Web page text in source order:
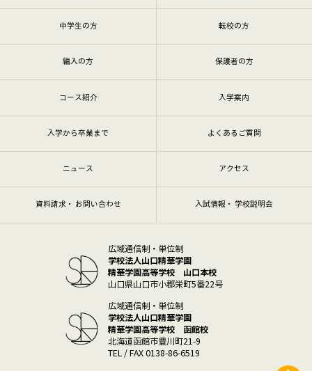
中学生の方 転校の方
編入の方 保護者の方
コース紹介 入学案内
入学から卒業まで よくあるご質問
ニュース アクセス
資料請求・ お問い合わせ 入試情報・ 学校説明会
広域通信制・単位制
学校法人山口精華学園
精華学園高等学校 山口本校
山口県山口市小郡栄町5番22号
広域通信制・単位制
学校法人山口精華学園
精華学園高等学校 函館校
北海道函館市豊川町21-9
TEL / FAX 0138-86-6519